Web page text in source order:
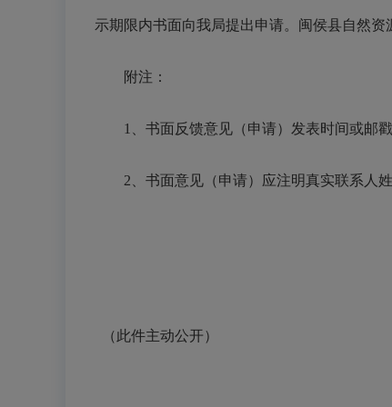
示期限内书面向我局提出申请。闽侯县自然
附注：
1、书面反馈意见（申请）发表时间或邮戳
2、书面意见（申请）应注明真实联系人姓
（此件主动公开）